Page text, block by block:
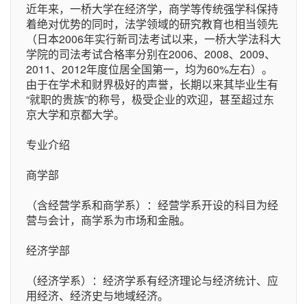
近年来，一桥大学在经济学，商学等传统强学科保持
着绝对优势的同时，法学领域的研究教育也相当领先
（日本2006年实行新司法考试以来，一桥大学法科大
学院的司法考试合格率分别在2006、2008、2009、
2011、2012年度位居全国第一，均为60%左右）。
由于在学术和财界极好的声誉，长期以来其毕业生有
“就职的贵族”的称号，极受企业的欢迎，甚至超过东
京大学和京都大学。
专业介绍
商学部
（含经营学系和商学系）：经营学系开设的科目为经
营与会计，商学系为市场和金融。
经济学部
（经济学系）：经济学系有经济理论与经济统计、应
用经济、经济史与地域经济。